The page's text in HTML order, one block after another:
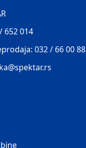
652 014
032 / 66 00 88